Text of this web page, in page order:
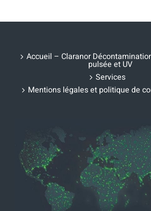
Accueil – Claranor
pulsée et UV
Services
Mentions légales et politique de